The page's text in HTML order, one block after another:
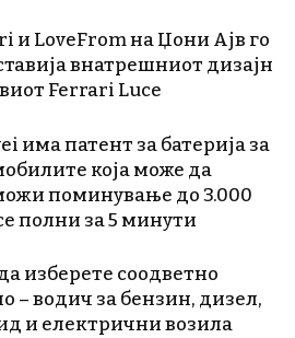
и LoveFrom на Џони Ајв го
внатрешниот дизајн
Ferrari Luce
има патент за батерија за
која може да
поминување до 3.000
полни за 5 минути
изберете соодветно
– водич за бензин, дизел,
и електрични возила